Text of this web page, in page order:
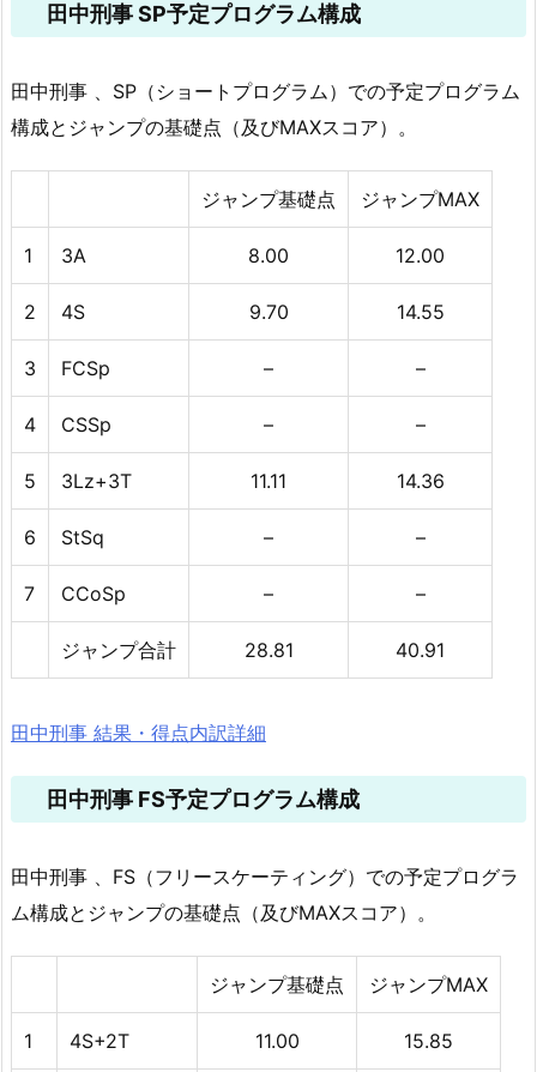
田中刑事 SP予定プログラム構成
田中刑事 、SP（ショートプログラム）での予定プログラム
構成とジャンプの基礎点（及びMAXスコア）。
ジャンプ基礎点 ジャンプMAX
1 3A 8.00 12.00
2 4S 9.70 14.55
3 FCSp – –
4 CSSp – –
5 3Lz+3T 11.11 14.36
6 StSq – –
7 CCoSp – –
ジャンプ合計 28.81 40.91
田中刑事 結果・得点内訳詳細
田中刑事 FS予定プログラム構成
田中刑事 、FS（フリースケーティング）での予定プログラ
ム構成とジャンプの基礎点（及びMAXスコア）。
ジャンプ基礎点 ジャンプMAX
1 4S+2T 11.00 15.85